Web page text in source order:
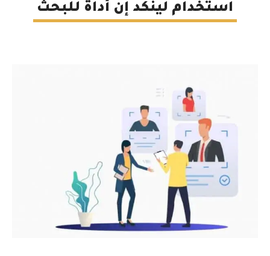
استخدام لينكد إن أداةً للبحث